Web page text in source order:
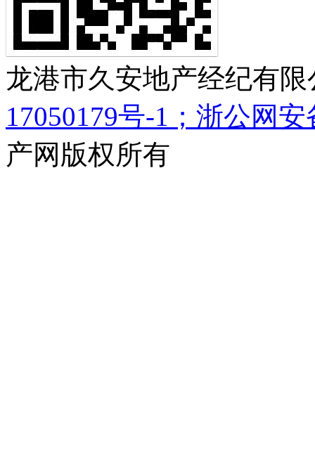
龙港市久安地产经纪有
17050179号-1；浙公网安
产网版权所有